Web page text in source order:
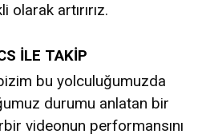
olarak artırırız.
İLE TAKİP
bu yolculuğumuzda
durumu anlatan bir
videonun performansını